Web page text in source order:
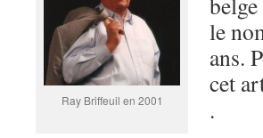
Ray Briffeuil en 2001
le
ans.
cet
.